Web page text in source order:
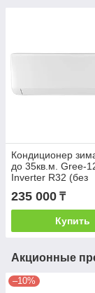
Кондиционер
до 35кв.м. Gree-
Inverter R32 (без
инсталляции) Wi-fi
235 000 ₸
Купить
Акционные
–10%